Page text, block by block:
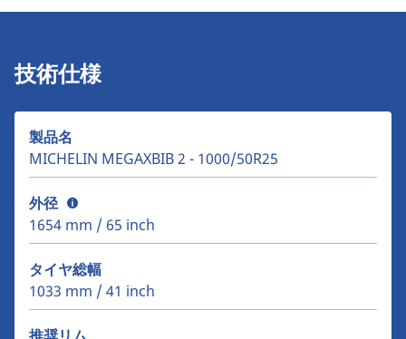
技術仕様
製品名
MICHELIN MEGAXBIB 2 - 1000/50R25
外径
1654 mm / 65 inch
タイヤ総幅
1033 mm / 41 inch